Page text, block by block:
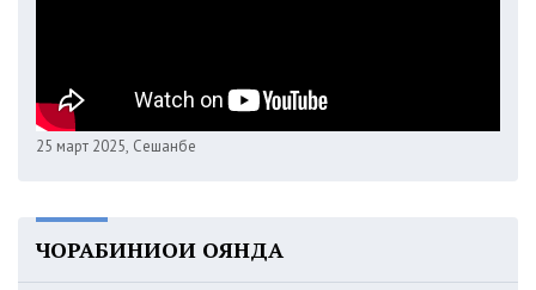
25 март 2025, Сешанбе
ЧОРАБИНИҲОИ ОЯНДА